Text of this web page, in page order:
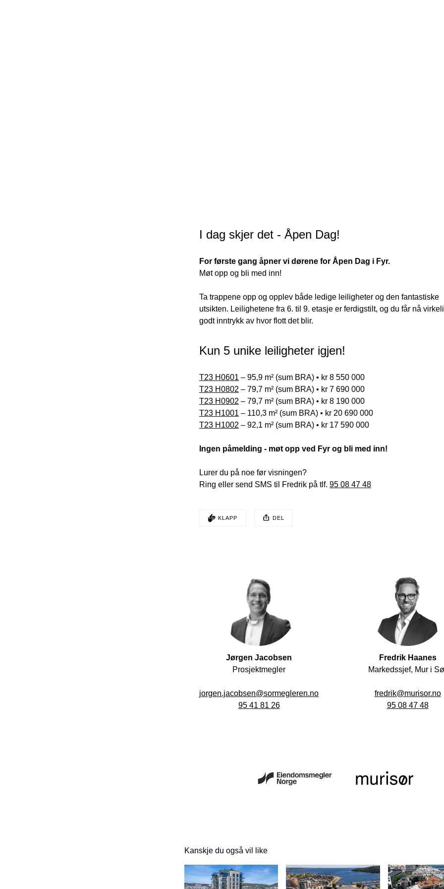
I dag skjer det - Åpen Dag!
For første gang åpner vi dørene for Åpen Dag i Fyr.
Møt opp og bli med inn!
Ta trappene opp og opplev både ledige leiligheter og den fantastiske
utsikten. Leilighetene fra 6. til 9. etasje er ferdigstilt, og du får nå
godt inntrykk av hvor flott det blir.
Kun 5 unike leiligheter igjen!
T23 H0601
T23 H0802
T23 H0902
T23 H1001
T23 H1002 – 92,1 m² (sum BRA) • kr 17 590 000
Ingen påmelding - møt opp ved Fyr og bli med inn!
Lurer du på noe før visningen?
Ring eller send SMS til Fredrik på tlf. 95 08 47 48
DEN POSTEN HAR
KLAPP DEL
Jørgen Jacobsen
Prosjektmegler
jorgen.jacobsen@sormegleren.no
95 41 81 26
Fredrik Haanes
Markedssjef, Mur i
fredrik@murisor.no
95 08 47 48
Kanskje du også vil like
Dette er en lenke til et innlegg.Dette er en lenke til et innlegg.Dette er en